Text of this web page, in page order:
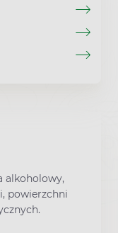
alkoholowy,
powierzchni